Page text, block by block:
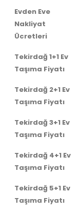
Evden Eve
Nakliyat
Ücretleri
Tekirdağ 1+1 Ev
Taşıma Fiyatı
Tekirdağ 2+1 Ev
Taşıma Fiyatı
Tekirdağ 3+1 Ev
Taşıma Fiyatı
Tekirdağ 4+1 Ev
Taşıma Fiyatı
Tekirdağ 5+1 Ev
Taşıma Fiyatı